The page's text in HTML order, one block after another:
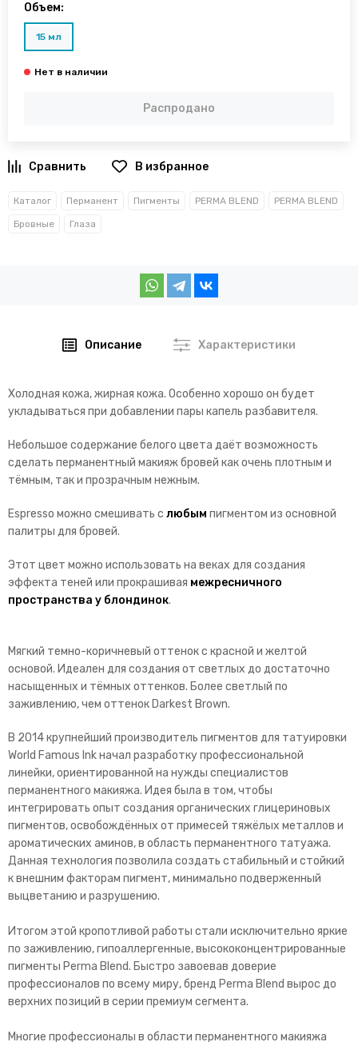
Объем:
15 мл
Распродано
В избранное
Каталог Перманент Пигменты PERMA BLEND PERMA BLEND
Бровные Глаза
Описание Характеристики
Холодная кожа, жирная кожа. Особенно хорошо он будет
укладываться при добавлении пары капель разбавителя.
Небольшое содержание белого цвета даёт возможность
сделать перманентный макияж бровей как очень плотным и
тёмным, так и прозрачным нежным.
Espresso можно смешивать с любым пигментом из основной
палитры для бровей.
Этот цвет можно использовать на веках для создания
эффекта теней или прокрашивая межресничного
пространства у блондинок.
Мягкий темно-коричневый оттенок с красной и желтой
основой. Идеален для создания от светлых до достаточно
насыщенных и тёмных оттенков. Более светлый по
заживлению, чем оттенок Darkest Brown.
В 2014 крупнейший производитель пигментов для татуировки
World Famous Ink начал разработку профессиональной
линейки, ориентированной на нужды специалистов
перманентного макияжа. Идея была в том, чтобы
интегрировать опыт создания органических глицериновых
пигментов, освобождённых от примесей тяжёлых металлов и
ароматических аминов, в область перманентного татуажа.
Данная технология позволила создать стабильный и стойкий
к внешним факторам пигмент, минимально подверженный
выцветанию и разрушению.
Итогом этой кропотливой работы стали исключительно яркие
по заживлению, гипоаллергенные, высококонцентрированные
пигменты Perma Blend. Быстро завоевав доверие
профессионалов по всему миру, бренд Perma Blend вырос до
верхних позиций в серии премиум сегмента.
Многие профессионалы в области перманентного макияжа